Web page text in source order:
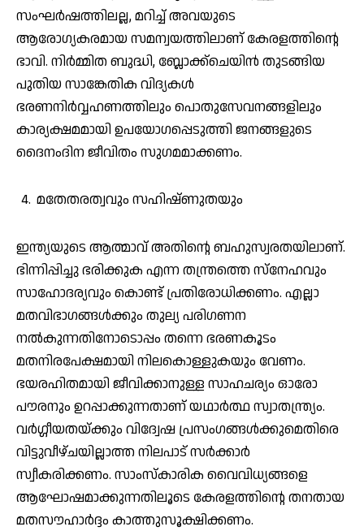
സംഘർഷത്തിലല്ല, മറിച്ച് അവയുടെ
ആരോഗ്യകരമായ സമന്വയത്തിലാണ് കേരളത്തിന്റെ
ഭാവി. നിർമ്മിത ബുദ്ധി, ബ്ലോക്ക്ചെയിൻ തുടങ്ങിയ
പുതിയ സാങ്കേതിക വിദ്യകൾ
ഭരണനിർവ്വഹണത്തിലും പൊതുസേവനങ്ങളിലും
കാര്യക്ഷമമായി ഉപയോഗപ്പെടുത്തി ജനങ്ങളുടെ
ദൈനംദിന ജീവിതം സുഗമമാക്കണം.
മതേതരത്വവും സഹിഷ്ണുതയും
ഇന്ത്യയുടെ ആത്മാവ് അതിന്റെ ബഹുസ്വരതയിലാണ്.
ഭിന്നിപ്പിച്ചു ഭരിക്കുക എന്ന തന്ത്രത്തെ സ്നേഹവും
സാഹോദര്യവും കൊണ്ട് പ്രതിരോധിക്കണം. എല്ലാ
മതവിഭാഗങ്ങൾക്കും തുല്യ പരിഗണന
നൽകുന്നതിനോടൊപ്പം തന്നെ ഭരണകൂടം
മതനിരപേക്ഷമായി നിലകൊള്ളുകയും വേണം.
ഭയരഹിതമായി ജീവിക്കാനുള്ള സാഹചര്യം ഓരോ
പൗരനും ഉറപ്പാക്കുന്നതാണ് യഥാർത്ഥ സ്വാതന്ത്ര്യം.
വർഗ്ഗീയതയ്ക്കും വിദ്വേഷ പ്രസംഗങ്ങൾക്കുമെതിരെ
വിട്ടുവീഴ്ചയില്ലാത്ത നിലപാട് സർക്കാർ
സ്വീകരിക്കണം. സാംസ്‌കാരിക വൈവിധ്യങ്ങളെ
ആഘോഷമാക്കുന്നതിലൂടെ കേരളത്തിന്റെ തനതായ
മതസൗഹാർദ്ദം കാത്തുസൂക്ഷിക്കണം.